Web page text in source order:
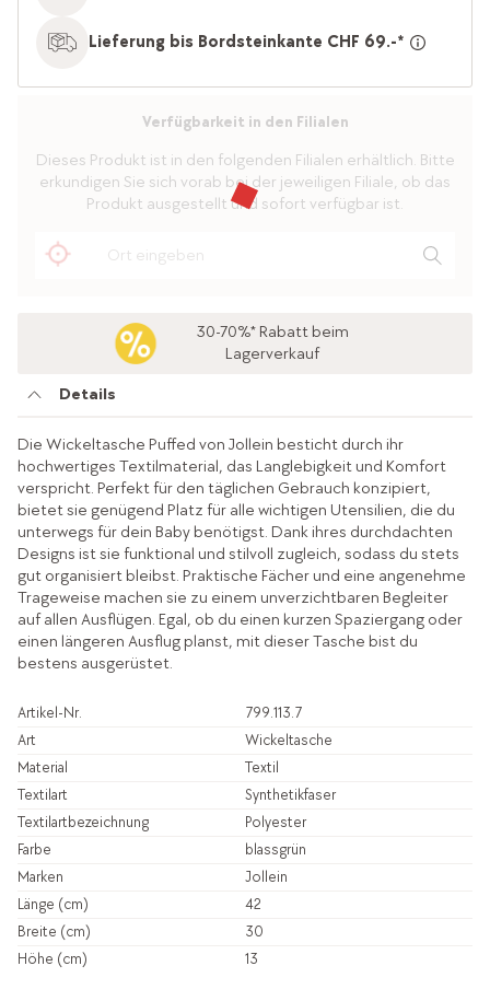
Lieferung bis Bordsteinkante CHF 69.-*
Verfügbarkeit in den Filialen
Dieses Produkt ist in den folgenden Filialen erhältlich. Bitte
erkundigen Sie sich vorab bei der jeweiligen Filiale, ob das
Produkt ausgestellt und sofort verfügbar ist.
30-70%* Rabatt beim
Lagerverkauf
Details
Die Wickeltasche Puffed von Jollein besticht durch ihr
hochwertiges Textilmaterial, das Langlebigkeit und Komfort
verspricht. Perfekt für den täglichen Gebrauch konzipiert,
bietet sie genügend Platz für alle wichtigen Utensilien, die du
unterwegs für dein Baby benötigst. Dank ihres durchdachten
Designs ist sie funktional und stilvoll zugleich, sodass du stets
gut organisiert bleibst. Praktische Fächer und eine angenehme
Trageweise machen sie zu einem unverzichtbaren Begleiter
auf allen Ausflügen. Egal, ob du einen kurzen Spaziergang oder
einen längeren Ausflug planst, mit dieser Tasche bist du
bestens ausgerüstet.
Artikel-Nr.
799.113.7
Art
Wickeltasche
Material
Textil
Textilart
Synthetikfaser
Textilartbezeichnung
Polyester
Farbe
blassgrün
Marken
Jollein
Länge (cm)
42
Breite (cm)
30
Höhe (cm)
13